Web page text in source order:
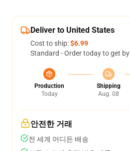
Deliver to United States
Cost to ship:$6.99
Standard - Order today to get by
Production
Today
Shipping
Aug. 08
안전한 거래
전 세계 어디든 배송